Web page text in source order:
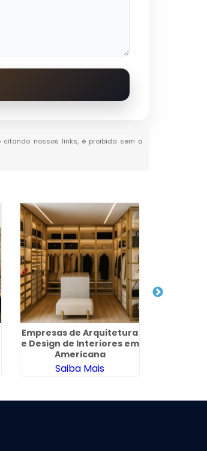
citando nossos links, é proibida sem a
Empresas de Arquitetura
e Design de Interiores em
Americana
Saiba Mais